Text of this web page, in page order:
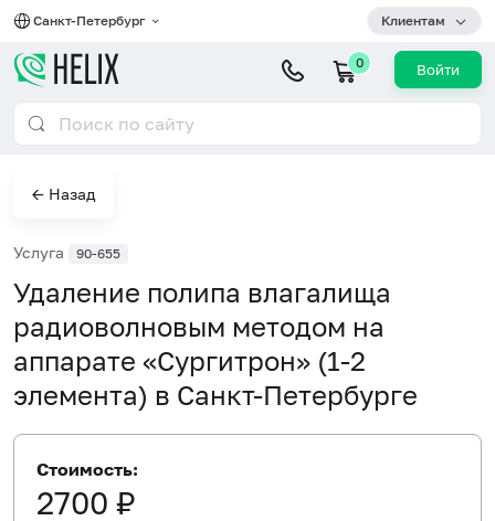
Санкт-Петербург Клиентам
0 Войти
← Назад
Услуга 90-655
Удаление полипа влагалища
радиоволновым методом на
аппарате «Сургитрон» (1-2
элемента) в Санкт-Петербурге
Стоимость:
2700 ₽